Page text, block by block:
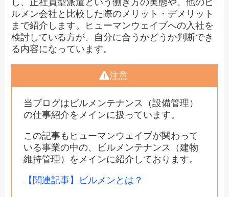
し、正社員型派遣という働き方の実態や、他のビ
ルメン会社と比較した際のメリット・デメリット
まで紹介します。ヒューマンウェイブへの入社を
検討している方が、自分に合うかどうか判断でき
る内容になっています。
注意
当ブログはビルメンテナンス（設備管理）
の仕事紹介をメインに扱っています。
この記事もヒューマンウェイブが関わって
いる事業の中の、ビルメンテナンス（建物
維持管理）をメインに紹介しております。
【関連記事】ビルメンとは？